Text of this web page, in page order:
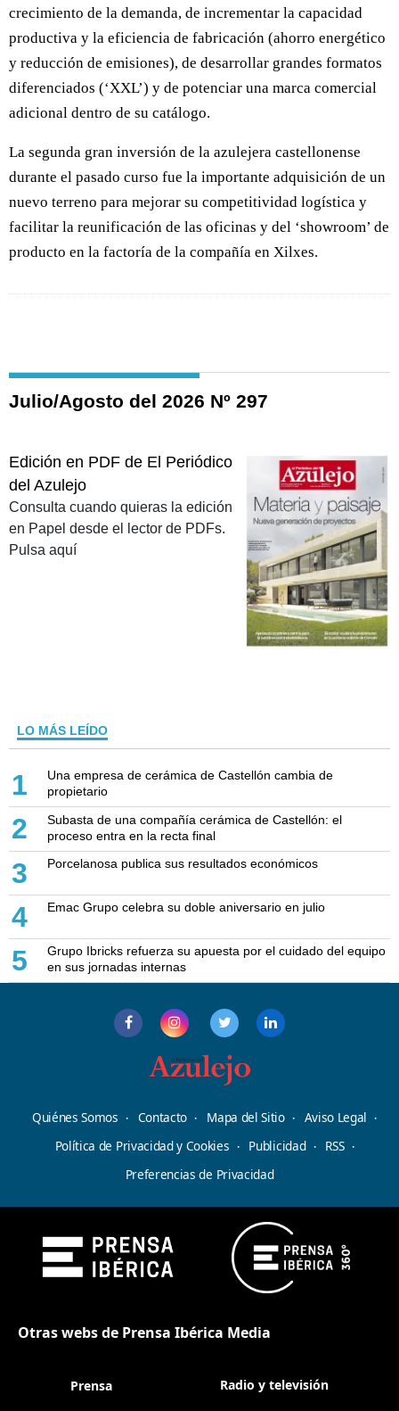
crecimiento de la demanda, de incrementar la capacidad
productiva y la eficiencia de fabricación (ahorro energético
y reducción de emisiones), de desarrollar grandes formatos
diferenciados (‘XXL’) y de potenciar una marca comercial
adicional dentro de su catálogo.
La segunda gran inversión de la azulejera castellonense
durante el pasado curso fue la importante adquisición de un
nuevo terreno para mejorar su competitividad logística y
facilitar la reunificación de las oficinas y del ‘showroom’ de
producto en la factoría de la compañía en Xilxes.
Julio/Agosto del 2026 Nº 297
Edición en PDF de El Periódico
del Azulejo
Consulta cuando quieras la edición
en Papel desde el lector de PDFs.
Pulsa aquí
LO MÁS LEÍDO
1
Una empresa de cerámica de Castellón cambia de
propietario
2
Subasta de una compañía cerámica de Castellón: el
proceso entra en la recta final
3 Porcelanosa publica sus resultados económicos
4 Emac Grupo celebra su doble aniversario en julio
5
Grupo Ibricks refuerza su apuesta por el cuidado del equipo
en sus jornadas internas
Quiénes Somos Contacto Mapa del Sitio
Aviso Legal
Política de Privacidad y Cookies
Publicidad
RSS
Preferencias de Privacidad
Otras webs de Prensa Ibérica Media
Prensa Radio y televisión